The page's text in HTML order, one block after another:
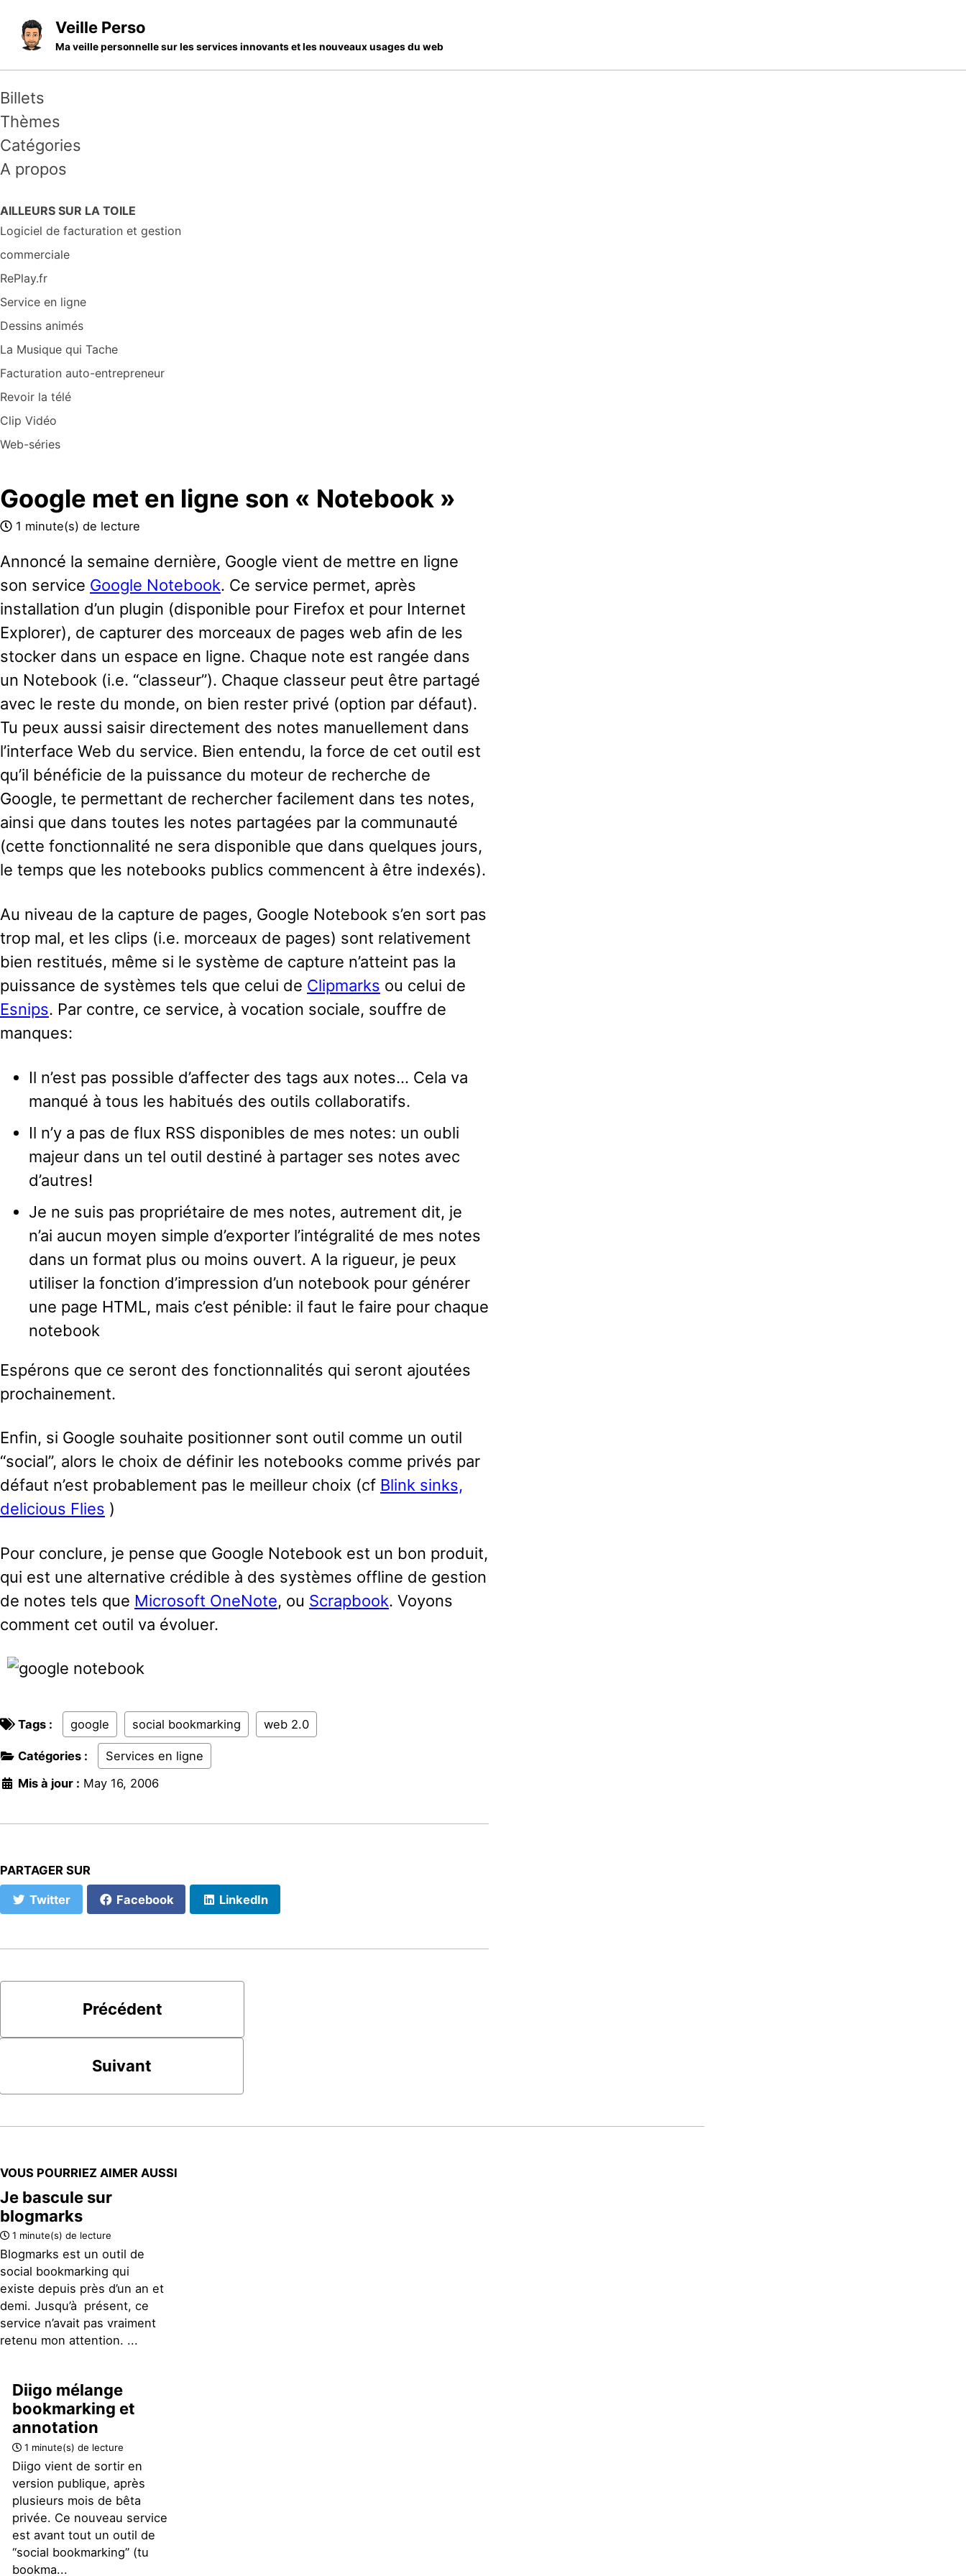
Veille Perso
Ma veille personnelle sur les services innovants et les nouveaux usages du web
Billets
Thèmes
Catégories
A propos
AILLEURS SUR LA TOILE
Logiciel de facturation et gestion
commerciale
RePlay.fr
Service en ligne
Dessins animés
La Musique qui Tache
Facturation auto-entrepreneur
Revoir la télé
Clip Vidéo
Web-séries
Google met en ligne son « Notebook »
1 minute(s) de lecture
Annoncé la semaine dernière, Google vient de mettre en ligne
son service Google Notebook. Ce service permet, après
installation d’un plugin (disponible pour Firefox et pour Internet
Explorer), de capturer des morceaux de pages web afin de les
stocker dans un espace en ligne. Chaque note est rangée dans
un Notebook (i.e. “classeur”). Chaque classeur peut être partagé
avec le reste du monde, on bien rester privé (option par défaut).
Tu peux aussi saisir directement des notes manuellement dans
l’interface Web du service. Bien entendu, la force de cet outil est
qu’il bénéficie de la puissance du moteur de recherche de
Google, te permettant de rechercher facilement dans tes notes,
ainsi que dans toutes les notes partagées par la communauté
(cette fonctionnalité ne sera disponible que dans quelques jours,
le temps que les notebooks publics commencent à être indexés).
Au niveau de la capture de pages, Google Notebook s’en sort pas
trop mal, et les clips (i.e. morceaux de pages) sont relativement
bien restitués, même si le système de capture n’atteint pas la
puissance de systèmes tels que celui de Clipmarks ou celui de
Esnips. Par contre, ce service, à vocation sociale, souffre de
manques:
Il n’est pas possible d’affecter des tags aux notes… Cela va
manqué à tous les habitués des outils collaboratifs.
Il n’y a pas de flux RSS disponibles de mes notes: un oubli
majeur dans un tel outil destiné à partager ses notes avec
d’autres!
Je ne suis pas propriétaire de mes notes, autrement dit, je
n’ai aucun moyen simple d’exporter l’intégralité de mes notes
dans un format plus ou moins ouvert. A la rigueur, je peux
utiliser la fonction d’impression d’un notebook pour générer
une page HTML, mais c’est pénible: il faut le faire pour chaque
notebook
Espérons que ce seront des fonctionnalités qui seront ajoutées
prochainement.
Enfin, si Google souhaite positionner sont outil comme un outil
“social”, alors le choix de définir les notebooks comme privés par
défaut n’est probablement pas le meilleur choix (cf Blink sinks,
delicious Flies )
Pour conclure, je pense que Google Notebook est un bon produit,
qui est une alternative crédible à des systèmes offline de gestion
de notes tels que Microsoft OneNote, ou Scrapbook. Voyons
comment cet outil va évoluer.
Tags : google social bookmarking web 2.0
Catégories :
Services en ligne
Mis à jour : May 16, 2006
PARTAGER SUR
Twitter Facebook LinkedIn
Précédent
Suivant
VOUS POURRIEZ AIMER AUSSI
Je bascule sur
blogmarks
1 minute(s) de lecture
Blogmarks est un outil de
social bookmarking qui
existe depuis près d’un an et
demi. Jusqu’à présent, ce
service n’avait pas vraiment
retenu mon attention. ...
Diigo mélange
bookmarking et
annotation
1 minute(s) de lecture
Diigo vient de sortir en
version publique, après
plusieurs mois de bêta
privée. Ce nouveau service
est avant tout un outil de
“social bookmarking” (tu
bookma...